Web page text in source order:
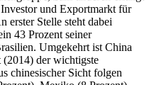
und Exportmarkt für
erster Stelle steht dabei
43 Prozent seiner
Umgekehrt ist China
der wichtigste
chinesischer Sicht folgen